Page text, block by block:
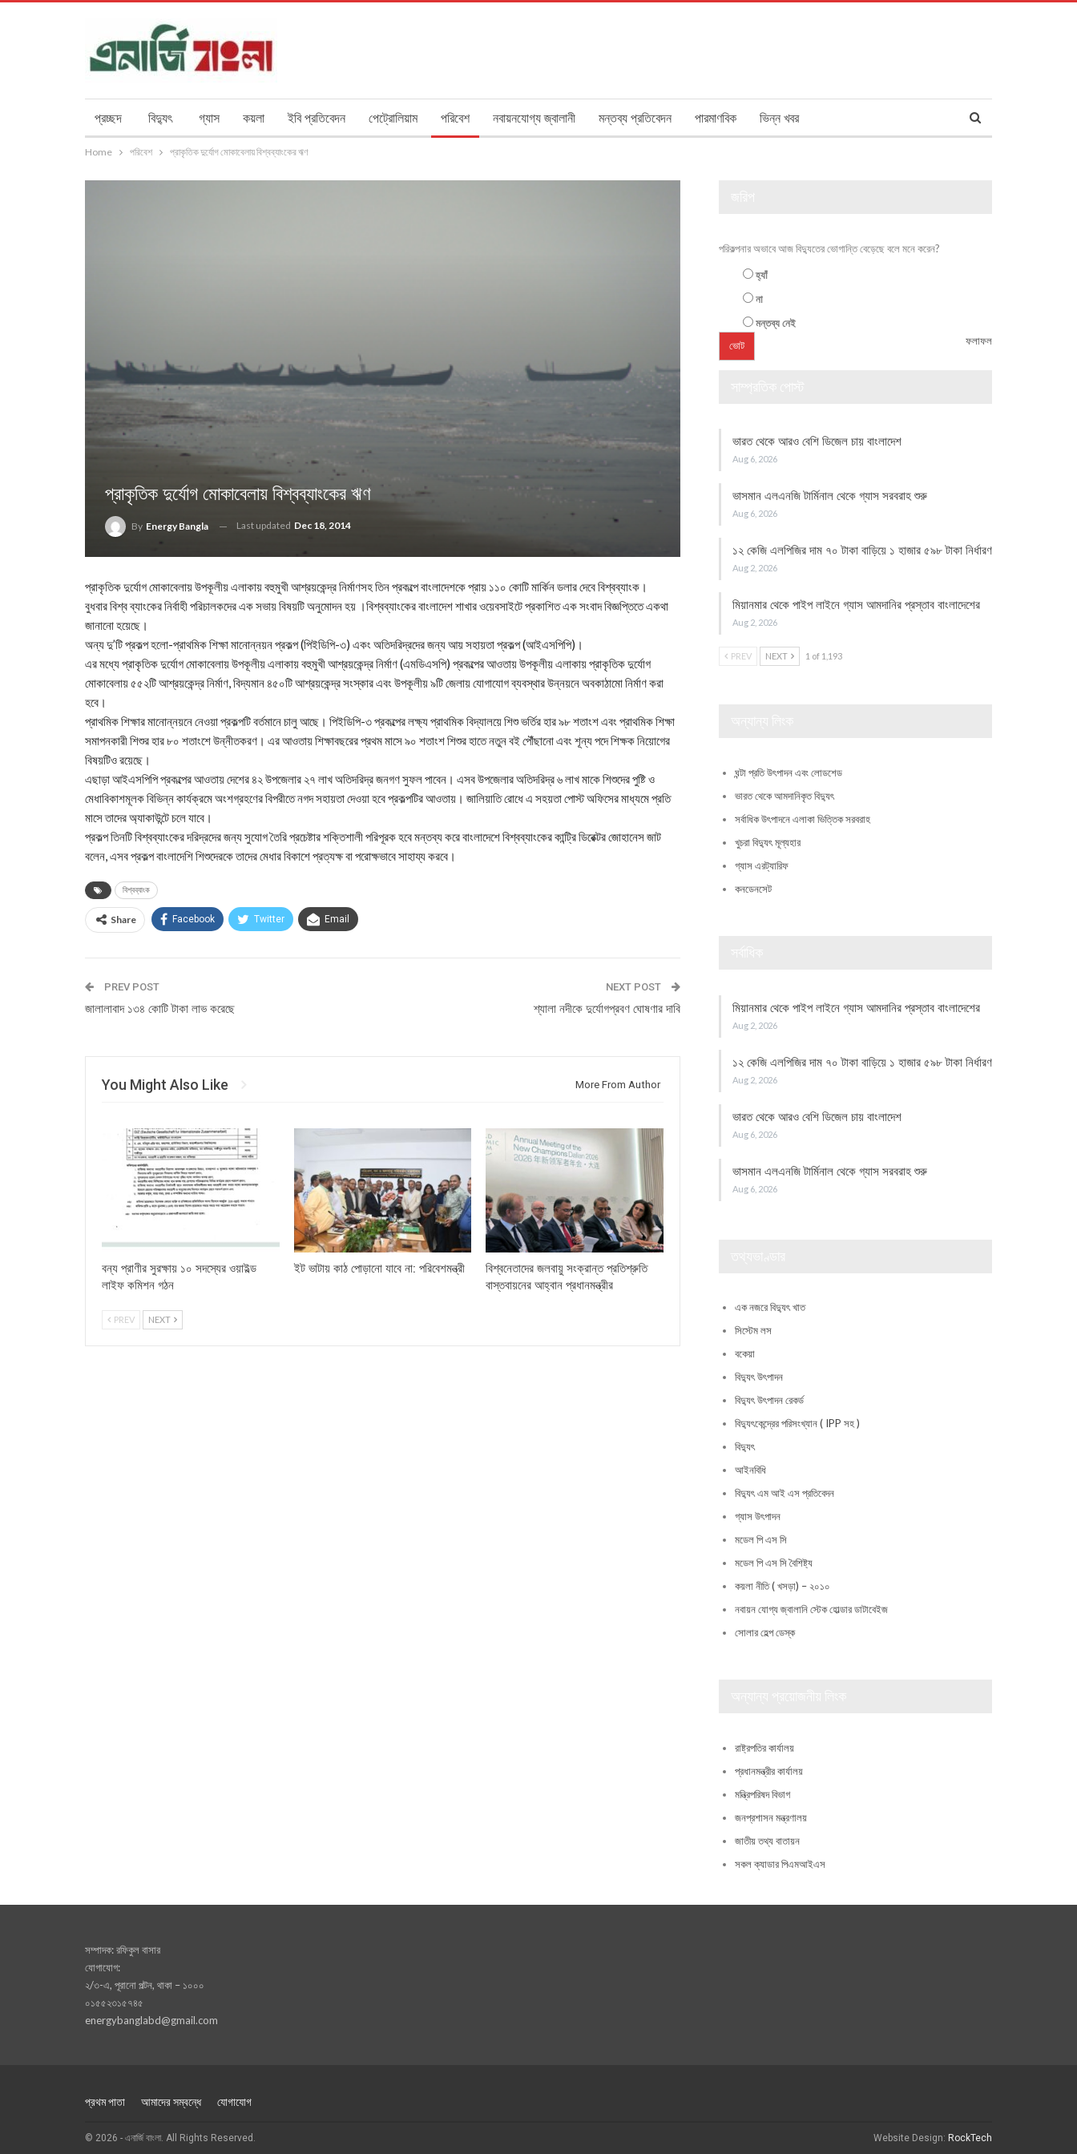
প্রচ্ছদ বিদ্যুৎ গ্যাস কয়লা ইবি প্রতিবেদন পেট্রোলিয়াম পরিবেশ নবায়নযোগ্য জ্বালানী মন্তব্য প্রতিবেদন পারমাণবিক ভিন্ন খবর
Home পরিবেশ প্রাকৃতিক দুর্যোগ মোকাবেলায় বিশ্বব্যাংকের ঋণ
প্রাকৃতিক দুর্যোগ মোকাবেলায় বিশ্বব্যাংকের ঋণ
By Energy Bangla Last updated Dec 18, 2014
প্রাকৃতিক দুর্যোগ মোকাবেলায় উপকূলীয় এলাকায় বহুমুখী আশ্রয়কেন্দ্র নির্মাণসহ তিন প্রকল্পে বাংলাদেশকে প্রায় ১১০ কোটি মার্কিন ডলার দেবে বিশ্বব্যাংক।
বুধবার বিশ্ব ব্যাংকের নির্বাহী পরিচালকদের এক সভায় বিষয়টি অনুমোদন হয় ।বিশ্বব্যাংকের বাংলাদেশ শাখার ওয়েবসাইটে প্রকাশিত এক সংবাদ বিজ্ঞপ্তিতে একথা
জানানো হয়েছে।
অন্য দু’টি প্রকল্প হলো-প্রাথমিক শিক্ষা মানোন্নয়ন প্রকল্প (পিইডিপি-৩) একং অতিদরিদ্রদের জন্য আয় সহায়তা প্রকল্প (আইএসপিপি)।
এর মধ্যে প্রাকৃতিক দুর্যোগ মোকাবেলায় উপকূলীয় এলাকায় বহুমুখী আশ্রয়কেন্দ্র নির্মাণ (এমডিএসপি) প্রকল্পের আওতায় উপকূলীয় এলাকায় প্রাকৃতিক দুর্যোগ
মোকাবেলায় ৫৫২টি আশ্রয়কেন্দ্র নির্মাণ, বিদ্যমান ৪৫০টি আশ্রয়কেন্দ্র সংস্কার এবং উপকূলীয় ৯টি জেলায় যোগাযোগ ব্যবস্থার উন্নয়নে অবকাঠামো নির্মাণ করা
হবে।
প্রাথমিক শিক্ষার মানোন্নয়নে নেওয়া প্রকল্পটি বর্তমানে চালু আছে। পিইডিপি-৩ প্রকল্পের লক্ষ্য প্রাথমিক বিদ্যালয়ে শিশু ভর্তির হার ৯৮ শতাংশ এবং প্রাথমিক শিক্ষা
সমাপনকারী শিশুর হার ৮০ শতাংশে উন্নীতকরণ। এর আওতায় শিক্ষাবছরের প্রথম মাসে ৯০ শতাংশ শিশুর হাতে নতুন বই পৌঁছানো এবং শূন্য পদে শিক্ষক নিয়োগের
বিষয়টিও রয়েছে।
এছাড়া আইএসপিপি প্রকল্পের আওতায় দেশের ৪২ উপজেলার ২৭ লাখ অতিদরিদ্র জনগণ সুফল পাবেন। এসব উপজেলার অতিদরিদ্র ৬ লাখ মাকে শিশুদের পুষ্টি ও
মেধাবিকাশমূলক বিভিন্ন কার্যক্রমে অংশগ্রহণের বিপরীতে নগদ সহায়তা দেওয়া হবে প্রকল্পটির আওতায়। জালিয়াতি রোধে এ সহয়তা পোস্ট অফিসের মাধ্যমে প্রতি
মাসে তাদের অ্যাকাউন্টে চলে যাবে।
প্রকল্প তিনটি বিশ্বব্যাংকের দরিদ্রদের জন্য সুযোগ তৈরি প্রচেষ্টার শক্তিশালী পরিপূরক হবে মন্তব্য করে বাংলাদেশে বিশ্বব্যাংকের কান্ট্রি ডিরেক্টর জোহানেস জাট
বলেন, এসব প্রকল্প বাংলাদেশি শিশুদেরকে তাদের মেধার বিকাশে প্রত্যক্ষ বা পরোক্ষভাবে সাহায্য করবে।
বিশ্বব্যাংক
Share Facebook Twitter Email
PREV POST
জালালাবাদ ১৩৪ কোটি টাকা লাভ করেছে
NEXT POST
শ্যালা নদীকে দুর্যোগপ্রবণ ঘোষণার দাবি
You Might Also Like More From Author
বন্য প্রাণীর সুরক্ষায় ১০ সদস্যের ওয়াইল্ড
লাইফ কমিশন গঠন
ইট ভাটায় কাঠ পোড়ানো যাবে না: পরিবেশমন্ত্রী
বিশ্বনেতাদের জলবায়ু সংক্রান্ত প্রতিশ্রুতি
বাস্তবায়নের আহ্বান প্রধানমন্ত্রীর
PREV NEXT
পরিকল্পনার অভাবে আজ বিদ্যুতের ভোগান্তি বেড়েছে বলে মনে করেন?
হ্যাঁ
না
মন্তব্য নেই
ফলাফল
ভারত থেকে আরও বেশি ডিজেল চায় বাংলাদেশ
Aug 6, 2026
ভাসমান এলএনজি টার্মিনাল থেকে গ্যাস সরবরাহ শুরু
Aug 6, 2026
১২ কেজি এলপিজির দাম ৭০ টাকা বাড়িয়ে ১ হাজার ৫৯৮ টাকা নির্ধারণ
Aug 2, 2026
মিয়ানমার থেকে পাইপ লাইনে গ্যাস আমদানির প্রস্তাব বাংলাদেশের
Aug 2, 2026
PREV NEXT 1 of 1,193
ঘন্টা প্রতি উৎপাদন এবং লোডশেড
ভারত থেকে আমদানিকৃত বিদ্যুৎ
সর্বাধিক উৎপাদনে এলাকা ভিত্তিক সরবরাহ
খুচরা বিদ্যুৎ মূল্যহার
গ্যাস এরট্যারিফ
কনডেনসেট
মিয়ানমার থেকে পাইপ লাইনে গ্যাস আমদানির প্রস্তাব বাংলাদেশের
Aug 2, 2026
১২ কেজি এলপিজির দাম ৭০ টাকা বাড়িয়ে ১ হাজার ৫৯৮ টাকা নির্ধারণ
Aug 2, 2026
ভারত থেকে আরও বেশি ডিজেল চায় বাংলাদেশ
Aug 6, 2026
ভাসমান এলএনজি টার্মিনাল থেকে গ্যাস সরবরাহ শুরু
Aug 6, 2026
এক নজরে বিদ্যুৎ খাত
সিস্টেম লস
বকেয়া
বিদ্যুৎ উৎপাদন
বিদ্যুৎ উৎপাদন রেকর্ড
বিদ্যুৎকেন্দ্রের পরিসংখ্যান ( IPP সহ )
বিদ্যুৎ
আইনবিধি
বিদ্যুৎ এম আই এস প্রতিবেদন
গ্যাস উৎপাদন
মডেল পি এস সি
মডেল পি এস সি বৈশিষ্ট্য
কয়লা নীতি ( খসড়া) – ২০১০
নবায়ন যোগ্য জ্বালানি স্টেক হোল্ডার ডাটাবেইজ
সোলার হেল্প ডেস্ক
রাষ্ট্রপতির কার্যালয়
প্রধানমন্ত্রীর কার্যালয়
মন্ত্রিপরিষদ বিভাগ
জনপ্রশাসন মন্ত্রণালয়
জাতীয় তথ্য বাতায়ন
সকল ক্যাডার পিএমআইএস
সম্পাদক: রফিকুল বাসার
যোগাযোগ:
২/৩-এ, পূরানো পল্টন, থাকা – ১০০০
০১৫৫২৩১৫৭৪৫
energybanglabd@gmail.com
প্রথম পাতা আমাদের সম্বন্ধে যোগাযোগ
© 2026 - এনার্জি বাংলা. All Rights Reserved. Website Design: RockTech